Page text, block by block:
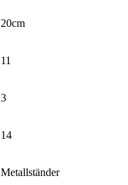
20cm
11
3
14
Metallständer